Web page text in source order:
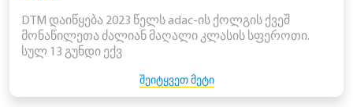
DTM დაიწყება 2023 წელს adac-ის ქოლგის ქვეშ
მონაწილეთა ძალიან მაღალი კლასის სფეროთი.
სულ 13 გუნდი ექვ
ᲨᲔᲘᲢᲧᲕᲔᲗ ᲛᲔᲢᲘ